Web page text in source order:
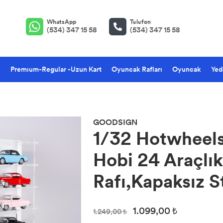
WhatsApp
(534) 347 15 58
Telefon
(534) 347 15 58
Premıum-Regular -Uzun Kart Oyuncak Rafları Oyuncak
GOODSIGN
1/32
Hobi 24
Rafı,Kapaksız
1.249,00 ₺ 1.099,00 ₺